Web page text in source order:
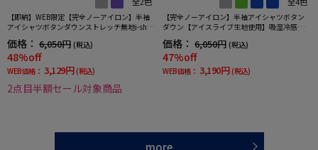
【即納】WEB限定【完全ノーアイロン】半袖
アイシャツボタンダウンストレッチ無地i-shirt
価格： 6,050円 (税込)
48%off
WEB価格： 3,129円 (税込)
2点目半額セール対象商品
【完全ノーアイロン】半袖アイシャツボタン
ダウン【アイスライブ生地使用】吸湿冷感ス
価格： 6,050円 (税込)
47%off
WEB価格： 3,190円 (税込)
more